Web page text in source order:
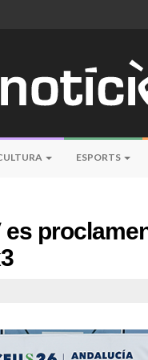
ESPORTS